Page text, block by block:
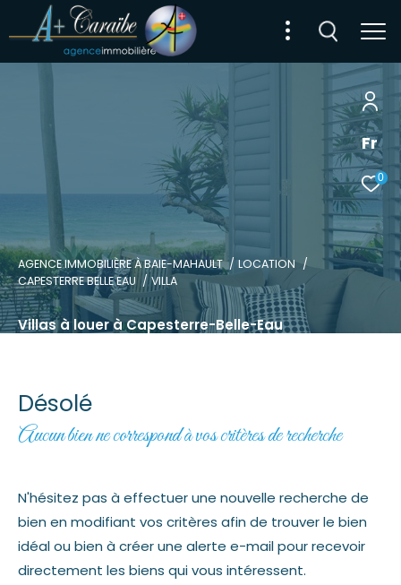
Fr
0
AGENCE IMMOBILIÈRE À BAIE-MAHAULT
LOCATION
CAPESTERRE BELLE EAU
VILLA
Villas à louer à Capesterre-Belle-Eau
Désolé
Aucun bien ne correspond à vos critères de recherche
N'hésitez pas à effectuer une nouvelle recherche de
bien en modifiant vos critères afin de trouver le bien
idéal ou bien à créer une alerte e-mail pour recevoir
directement les biens qui vous intéressent.